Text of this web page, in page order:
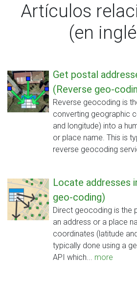
Artículos
(en
Get postal
(Reverse geo-
Reverse geocoding is
converting geographic
and longitude) into a
or place name. This is
reverse geocoding
Locate addresses
geo-coding)
Direct geocoding is the
an address or a place
coordinates (latitude
typically done using a
API which... more